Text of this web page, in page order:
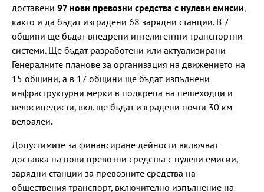
доставени 97 нови превозни средства с нулеви емисии,
както и да бъдат изградени 68 зарядни станции. В 7
общини ще бъдат внедрени интелигентни транспортни
системи. Ще бъдат разработени или актуализирани
Генералните планове за организация на движението на
15 общини, а в 17 общини ще бъдат изпълнени
инфраструктурни мерки в подкрепа на пешеходци и
велосипедисти, вкл. ще бъдат изградени почти 30 км
велоалеи.
Допустимите за финансиране дейности включват
доставка на нови превозни средства с нулеви емисии,
зарядни станции за превозните средства на
обществения транспорт, включително изпълнение на